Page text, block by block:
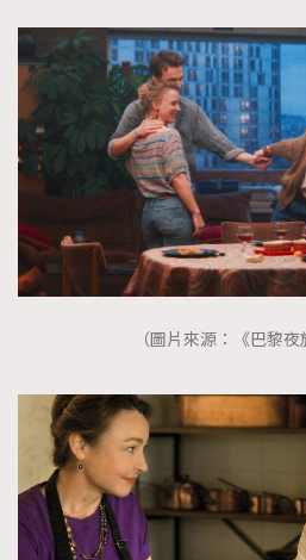
（圖片來源：《巴黎夜